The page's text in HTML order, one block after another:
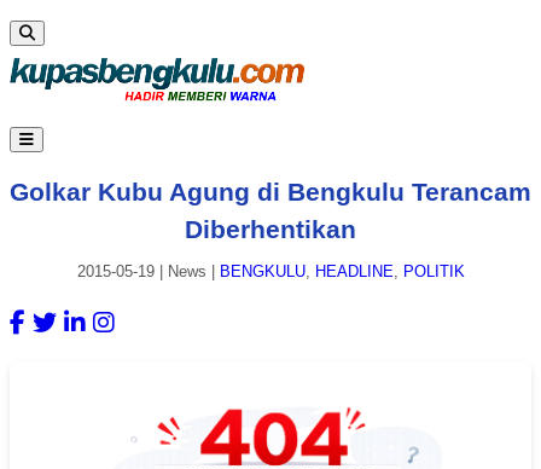
Golkar Kubu Agung di Bengkulu Terancam
Diberhentikan
2015-05-19| News BENGKULU, HEADLINE, POLITIK